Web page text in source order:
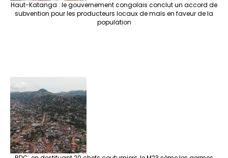
Haut-Katanga : le gouvernement congolais conclut un accord de
subvention pour les producteurs locaux de maïs en faveur de la
population